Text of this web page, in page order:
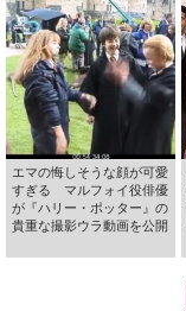
エマの悔しそうな顔が可愛
すぎる マルフォイ役俳優
が『ハリー・ポッター』の
貴重な撮影ウラ動画を公開